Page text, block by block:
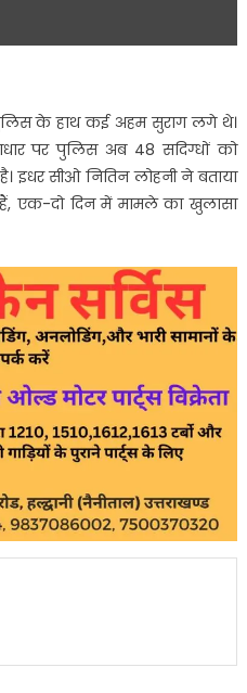
के हाथ कई अहम सुराग लगे थे।
पर पुलिस अब 48 सदिग्धों को
इधर सीओ नितिन लोहनी ने बताया
एक-दो दिन में मामले का खुलासा